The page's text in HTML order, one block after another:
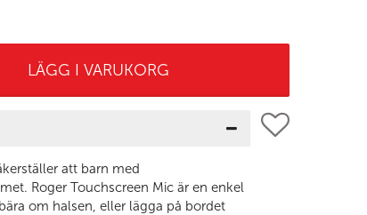
LÄGG I VARUKORG
att barn med
Roger Touchscreen Mic är en enkel
om halsen, eller lägga på bordet